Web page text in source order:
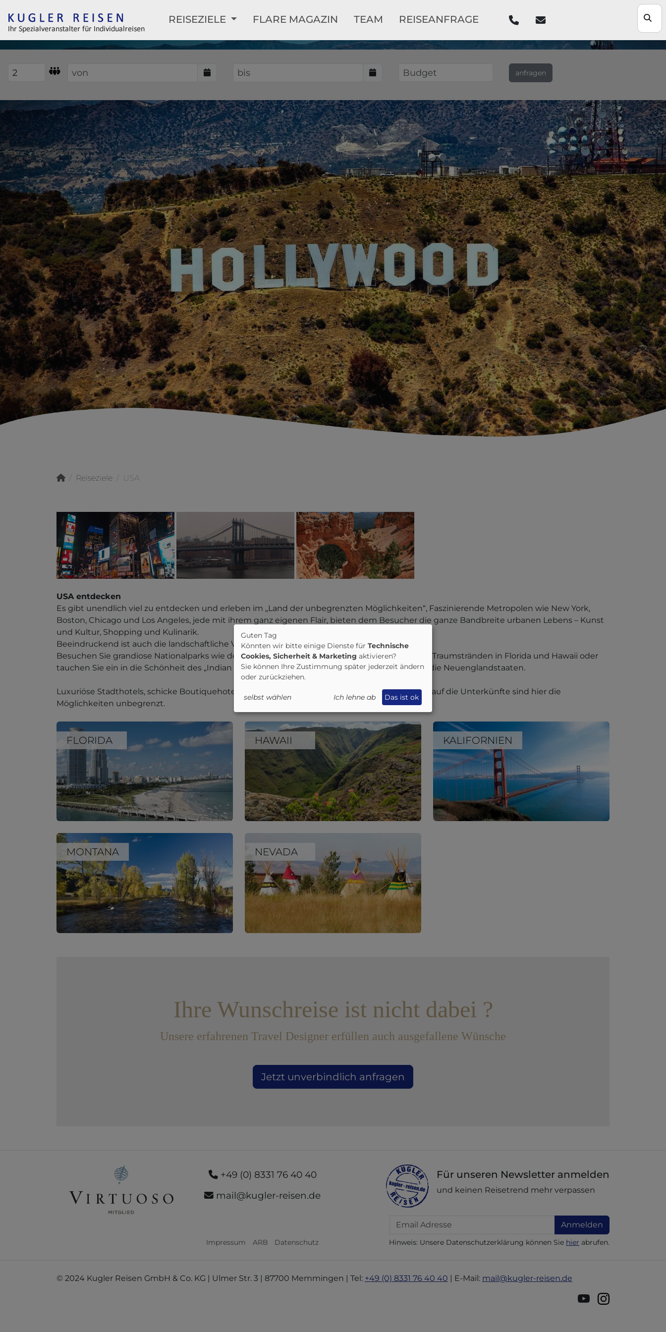
REISEZIELE FLARE MAGAZIN TEAM REISEANFRAGE
anfragen
Reiseziele USA
USA entdecken
Es gibt unendlich viel zu entdecken und erleben im „Land der unbegrenzten Möglichkeiten“, Faszinierende Metropolen wie New York,
Boston, Chicago und Los Angeles, jede mit ihrem ganz eigenen Flair, bieten dem Besucher die ganze Bandbreite urbanen Lebens – Kunst
und Kultur, Shopping und Kulinarik.
Beeindruckend ist auch die landschaftliche Vielfalt der USA.
Besuchen Sie grandiose Nationalparks wie den Grand Canyon oder Yellowstone, relaxen Sie an Traumstränden in Florida und Hawaii oder
tauchen Sie ein in die Schönheit des „Indian Summer“ während einer Selbstfahrerreise durch die Neuenglandstaaten.
Luxuriöse Stadthotels, schicke Boutiquehotels oder traumhafte Strandresorts – auch in Bezug auf die Unterkünfte sind hier die
Möglichkeiten unbegrenzt.
FLORIDA HAWAII KALIFORNIEN
MONTANA NEVADA
Ihre Wunschreise ist nicht dabei ?
Unsere erfahrenen Travel Designer erfüllen auch ausgefallene Wünsche
Jetzt unverbindlich anfragen
+49 (0) 8331 76 40 40
mail@kugler-reisen.de
Impressum ARB Datenschutz
Für unseren Newsletter anmelden
und keinen Reisetrend mehr verpassen
Email Anmelden
Hinweis: Unsere Datenschutzerklärung können Sie hier abrufen.
© 2024 Kugler Reisen GmbH & Co. KG | Ulmer Str. 3 | 87700 Memmingen | Tel: +49 (0) 8331 76 40 40 | E-Mail: mail@kugler-reisen.de
Guten Tag
Könnten wir bitte einige Dienste für Technische
Cookies, Sicherheit & Marketing aktivieren?
Sie können Ihre Zustimmung später jederzeit ändern
oder zurückziehen.
selbst wählen Ich lehne ab Das ist ok